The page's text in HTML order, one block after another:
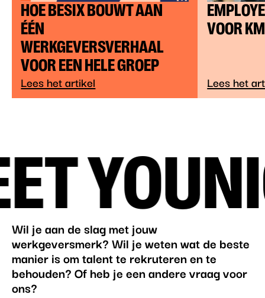
HOE BESIX BOUWT AAN
ÉÉN
WERKGEVERSVERHAAL
VOOR EEN HELE GROEP
Lees het artikel
VOOR
Lees het
YOU
Wil je aan de slag met jouw
werkgeversmerk? Wil je weten wat de beste
manier is om talent te rekruteren en te
behouden? Of heb je een andere vraag voor
ons?